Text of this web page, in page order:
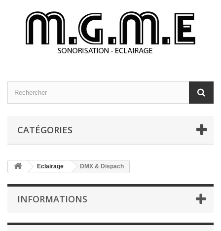
CATÉGORIES
Eclairage DMX & Dispach
INFORMATIONS